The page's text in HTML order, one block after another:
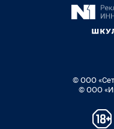
© ООО
© ООО